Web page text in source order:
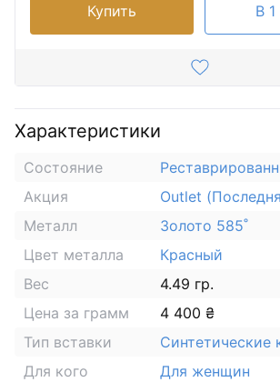
Купить В 1
Характеристики
Состояние
Акция
Outlet
Металл
Золото 585˚
Цвет металла
Красный
Вес
4.49 гр.
Цена за грамм
4 400 ₴
Тип вставки
Синтетические
Для кого
Для женщин